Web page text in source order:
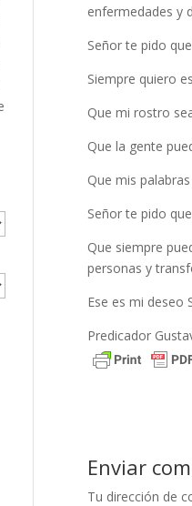
enfermedades y
Señor te pido
Siempre quiero
Que mi rostro
Que la gente
Que mis
Señor te pido
Que siempre
personas y
Ese es mi deseo
Predicador
Enviar
Tu dirección de